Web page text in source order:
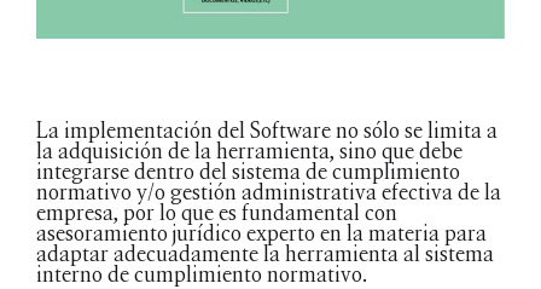
La implementación del Software no sólo se limita a
la adquisición de la herramienta, sino que debe
integrarse dentro del sistema de cumplimiento
normativo y/o gestión administrativa efectiva de la
empresa, por lo que es fundamental con
asesoramiento jurídico experto en la materia para
adaptar adecuadamente la herramienta al sistema
interno de cumplimiento normativo.